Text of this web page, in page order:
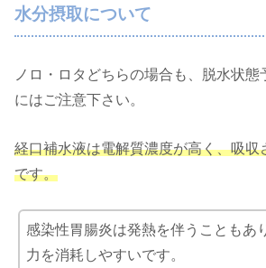
水分摂取について
ノロ・ロタどちらの場合も、脱水状態
にはご注意下さい。
経口補水液は電解質濃度が高く、吸収
です。
感染性胃腸炎は発熱を伴うこともあ
力を消耗しやすいです。